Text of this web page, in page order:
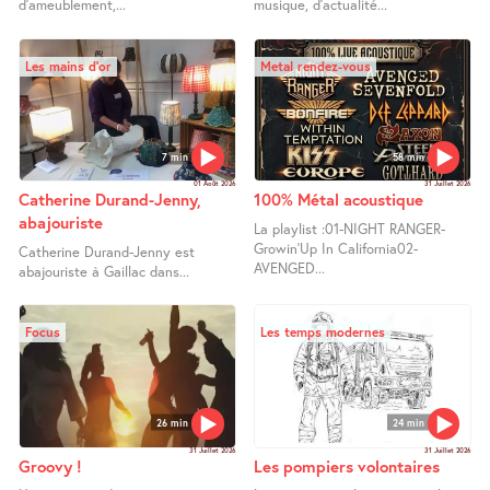
d’ameublement,... musique, d’actualité...
7 min
Les mains d’or
01 Août 2026
Catherine Durand-Jenny,
abajouriste
Catherine Durand-Jenny est
abajouriste à Gaillac dans...
58 min
Metal rendez-vous
31 Juillet 2026
100% Métal acoustique
La playlist :01-NIGHT RANGER-
Growin’Up In California02-
AVENGED...
26 min
Focus
31 Juillet 2026
Groovy !
24 min
Les temps modernes
31 Juillet 2026
Les pompiers volontaires